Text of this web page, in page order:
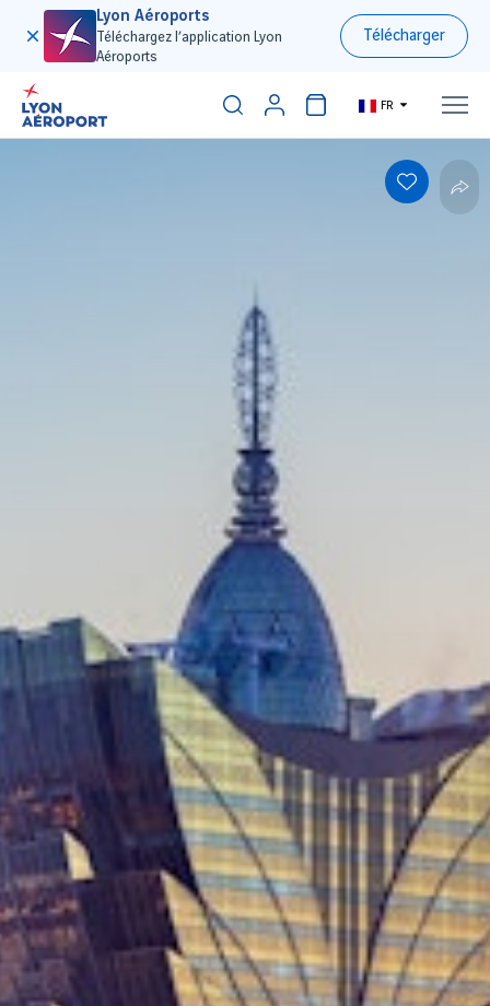
Lyon Aéroports
Téléchargez l’application Lyon
Aéroports
Télécharger
FR